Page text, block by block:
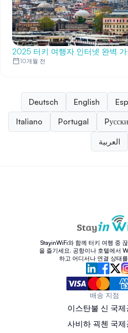
2025 터키 여행자 인터넷 완벽
10개월 전
Deutsch English
Italiano
Portugal
العربية
StayinWiFi와 함께 터키 여행 중
을 즐기세요. 공항이나 호텔에서
하고 어디서나 연결 상태
배송 지점
이스탄불 신 국
사비하 괵첸 국제